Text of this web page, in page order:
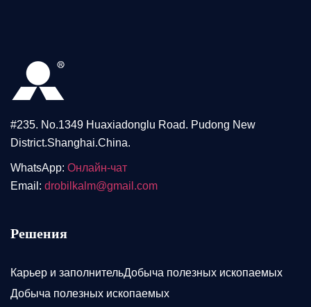
#235. No.1349 Huaxiadonglu Road. Pudong New
District.Shanghai.China.
WhatsApp: Онлайн-чат
Email: drobilkalm@gmail.com
Решения
Карьер и заполнительДобыча полезных ископаемых
Добыча полезных ископаемых